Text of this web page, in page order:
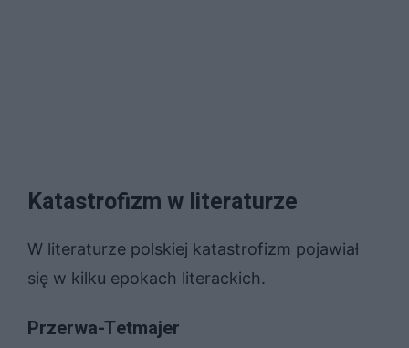
Katastrofizm w literaturze
W literaturze polskiej katastrofizm pojawiał
się w kilku epokach literackich.
Przerwa-Tetmajer